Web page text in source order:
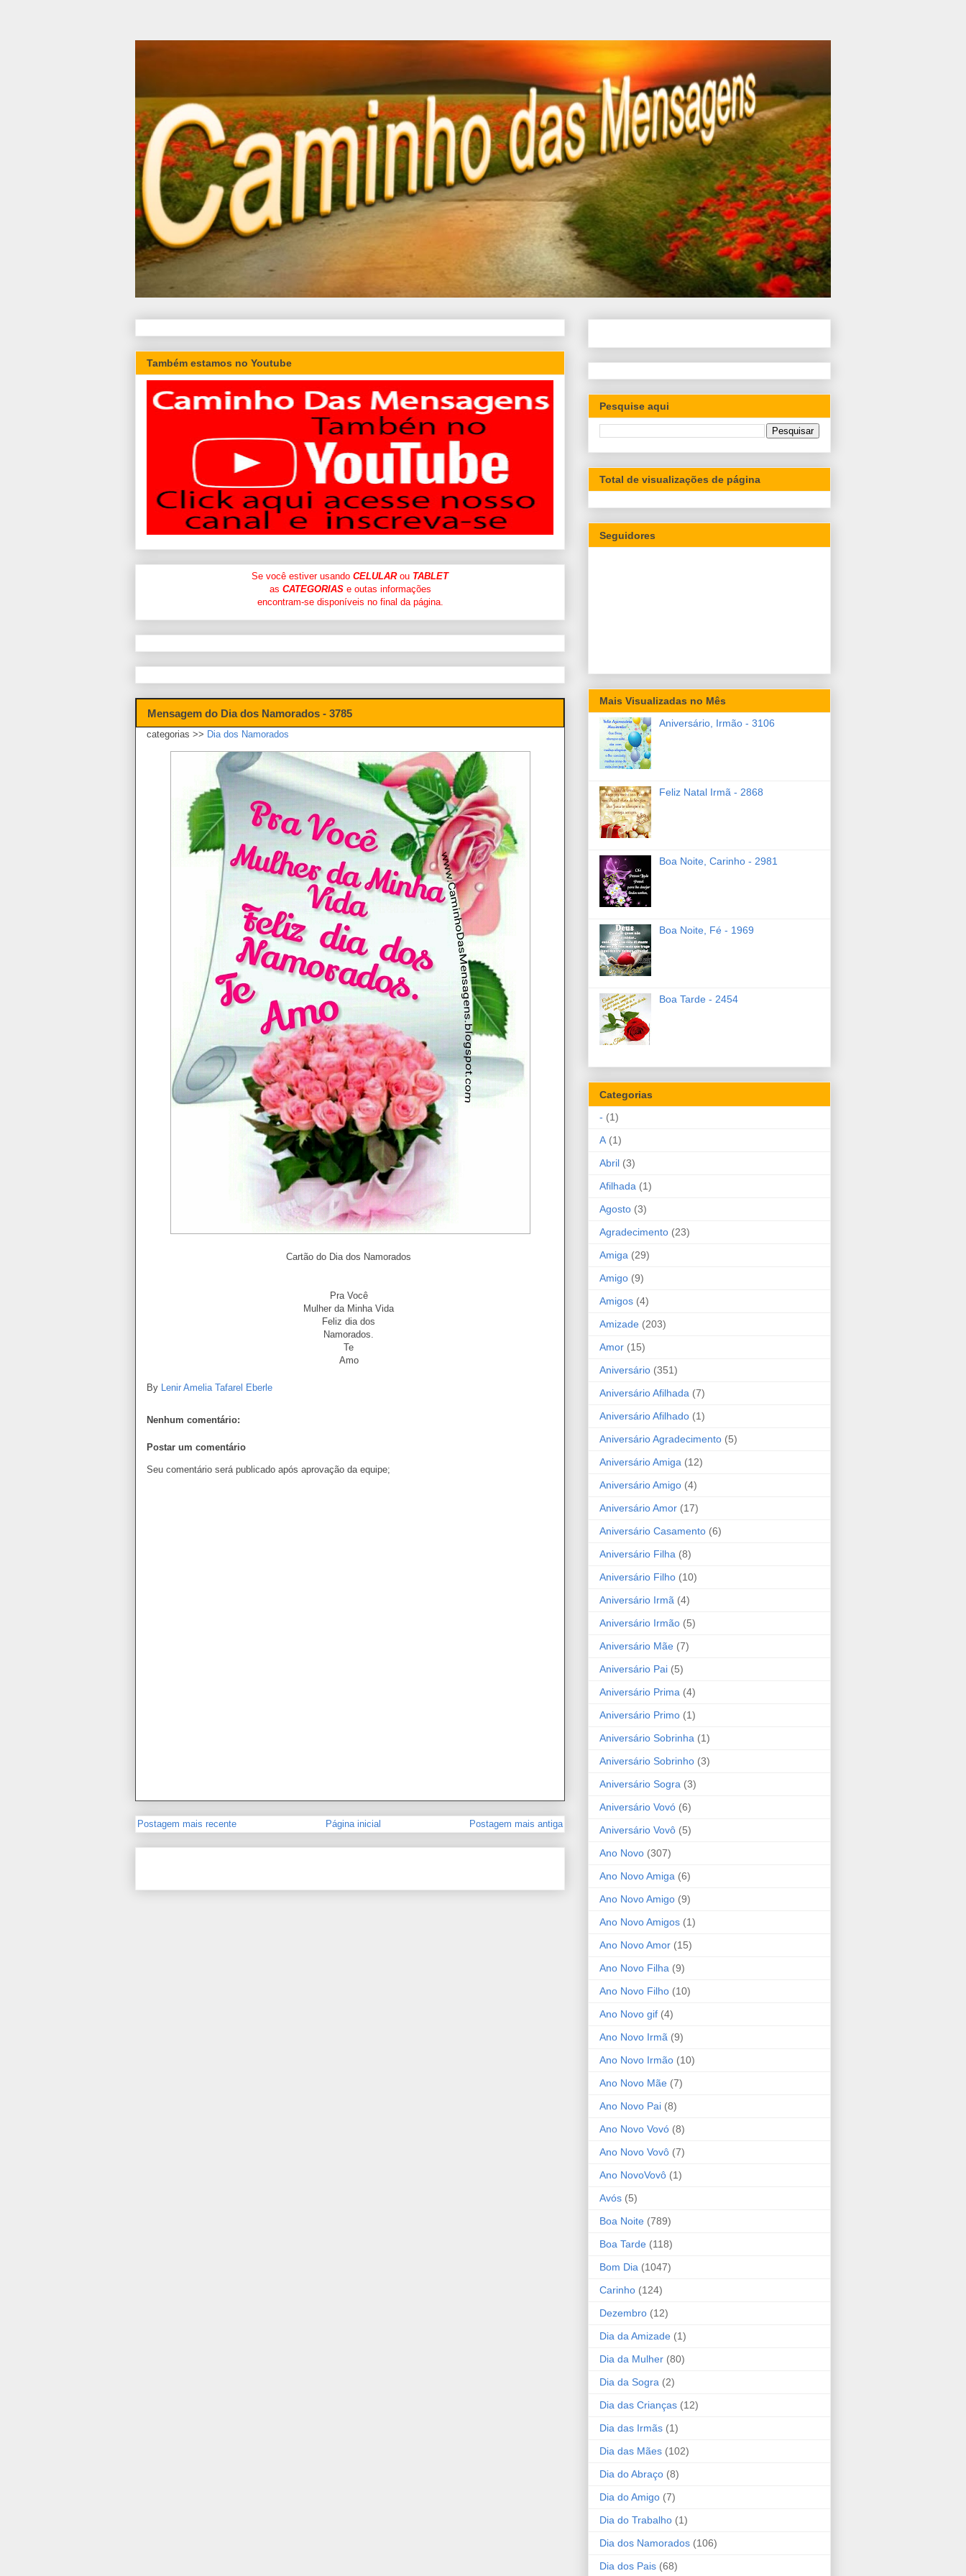
Também estamos no Youtube
Se você estiver usando CELULARou TABLET
as CATEGORIASe outas informações
encontram-se disponíveis no final da página.
Mensagem do Dia dos Namorados - 3785
categorias >> Dia dos Namorados
Cartão do Dia dos Namorados
Pra Você
Mulher da Minha Vida
Feliz dia dos
Namorados.
Te
Amo
By Lenir Amelia Tafarel Eberle
Nenhum comentário:
Postar um comentário
Seu comentário será publicado após aprovação da equipe;
Postagem mais recente Postagem mais antiga
Página inicial
Pesquise aqui
Total de visualizações de página
Seguidores
Mais Visualizadas no Mês
Aniversário, Irmão - 3106
Feliz Natal Irmã - 2868
Boa Noite, Carinho - 2981
Boa Noite, Fé - 1969
Boa Tarde - 2454
Categorias
- (1)
A (1)
Abril (3)
Afilhada (1)
Agosto (3)
Agradecimento (23)
Amiga (29)
Amigo (9)
Amigos (4)
Amizade (203)
Amor (15)
Aniversário (351)
Aniversário Afilhada (7)
Aniversário Afilhado (1)
Aniversário Agradecimento (5)
Aniversário Amiga (12)
Aniversário Amigo (4)
Aniversário Amor (17)
Aniversário Casamento (6)
Aniversário Filha (8)
Aniversário Filho (10)
Aniversário Irmã (4)
Aniversário Irmão (5)
Aniversário Mãe (7)
Aniversário Pai (5)
Aniversário Prima (4)
Aniversário Primo (1)
Aniversário Sobrinha (1)
Aniversário Sobrinho (3)
Aniversário Sogra (3)
Aniversário Vovó (6)
Aniversário Vovô (5)
Ano Novo (307)
Ano Novo Amiga (6)
Ano Novo Amigo (9)
Ano Novo Amigos (1)
Ano Novo Amor (15)
Ano Novo Filha (9)
Ano Novo Filho (10)
Ano Novo gif (4)
Ano Novo Irmã (9)
Ano Novo Irmão (10)
Ano Novo Mãe (7)
Ano Novo Pai (8)
Ano Novo Vovó (8)
Ano Novo Vovô (7)
Ano NovoVovô (1)
Avós (5)
Boa Noite (789)
Boa Tarde (118)
Bom Dia (1047)
Carinho (124)
Dezembro (12)
Dia da Amizade (1)
Dia da Mulher (80)
Dia da Sogra (2)
Dia das Crianças (12)
Dia das Irmãs (1)
Dia das Mães (102)
Dia do Abraço (8)
Dia do Amigo (7)
Dia do Trabalho (1)
Dia dos Namorados (106)
Dia dos Pais (68)